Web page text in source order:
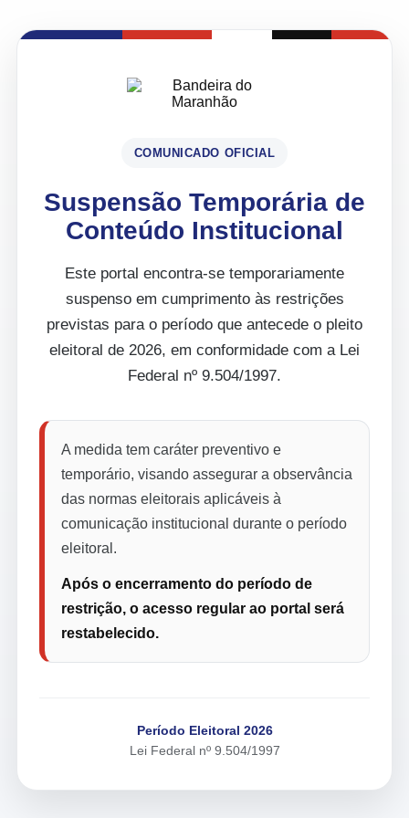
COMUNICADO OFICIAL
Suspensão Temporária de
Conteúdo Institucional
Este portal encontra-se temporariamente
suspenso em cumprimento às restrições
previstas para o período que antecede o pleito
eleitoral de 2026, em conformidade com a Lei
Federal nº 9.504/1997.
A medida tem caráter preventivo e
temporário, visando assegurar a observância
das normas eleitorais aplicáveis à
comunicação institucional durante o período
eleitoral.
Após o encerramento do período de
restrição, o acesso regular ao portal será
restabelecido.
Período Eleitoral 2026
Lei Federal nº 9.504/1997